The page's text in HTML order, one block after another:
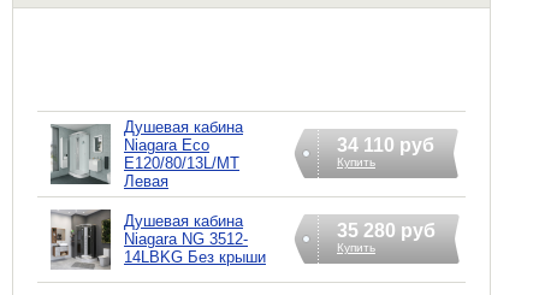
Душевая кабина
Niagara Eco
E120/80/13L/MT
Левая
34 110 руб
Купить
Душевая кабина
Niagara NG 3512-
14LBKG Без крыши
35 280 руб
Купить